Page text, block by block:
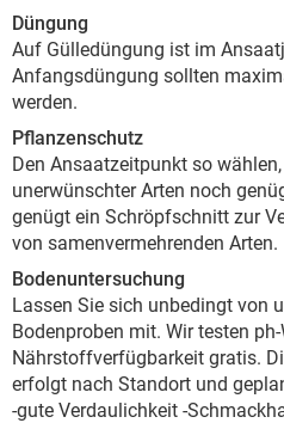
Düngung
Auf Gülledüngung ist im
Anfangsdüngung sollten
werden.
Pflanzenschutz
Den Ansaatzeitpunkt so
unerwünschter Arten noch
genügt ein Schröpfschnitt zur
von samenvermehrenden Arten.
Bodenuntersuchung
Lassen Sie sich unbedingt von
Bodenproben mit. Wir testen
Nährstoffverfügbarkeit gratis.
erfolgt nach Standort und
-gute Verdaulichkeit -